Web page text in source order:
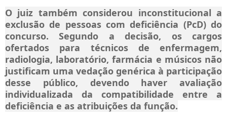
O juiz também considerou inconstitucional a
exclusão de pessoas com deficiência (PcD) do
concurso. Segundo a decisão, os cargos
ofertados para técnicos de enfermagem,
radiologia, laboratório, farmácia e músicos não
justificam uma vedação genérica à participação
desse público, devendo haver avaliação
individualizada da compatibilidade entre a
deficiência e as atribuições da função.